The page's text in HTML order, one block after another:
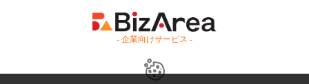
- 企業向けサービス -